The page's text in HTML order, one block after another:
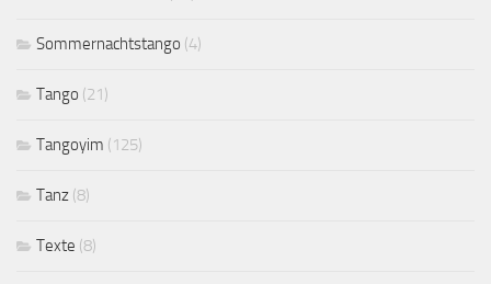
Sommernachtstango (4)
Tango (21)
Tangoyim (125)
Tanz (8)
Texte (8)